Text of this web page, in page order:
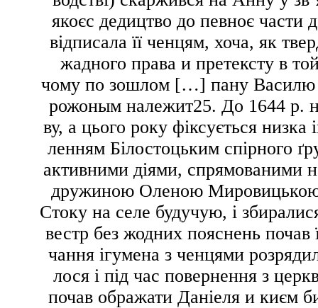
якоєс дедицтво до певноє части
відписала її ченцям, хоча, як
жадного права и претексту в
чому по зошлом […] пану Василю
рожоным належит25. До 1644 р.
ву, а цього року фіксується низка
ленням Білостоцьким спірного
активними діями, спрямованими
дружиною Оленою
Стоку на селе будучую, і
вестр без жодних пояснень
чання ігумена з ченцями
лося і під час повернення з
почав ображати Даніеля и києм